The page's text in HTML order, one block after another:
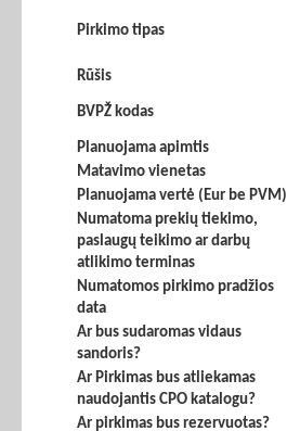
Pirkimo tipas
Rūšis
BVPŽ kodas
Planuojama apimtis
Matavimo vienetas
Planuojama vertė (Eur be PVM)
Numatoma prekių tiekimo,
paslaugų teikimo ar darbų
atlikimo terminas
Numatomos pirkimo pradžios
data
Ar bus sudaromas vidaus
sandoris?
Ar Pirkimas bus atliekamas
naudojantis CPO katalogu?
Ar pirkimas bus rezervuotas?